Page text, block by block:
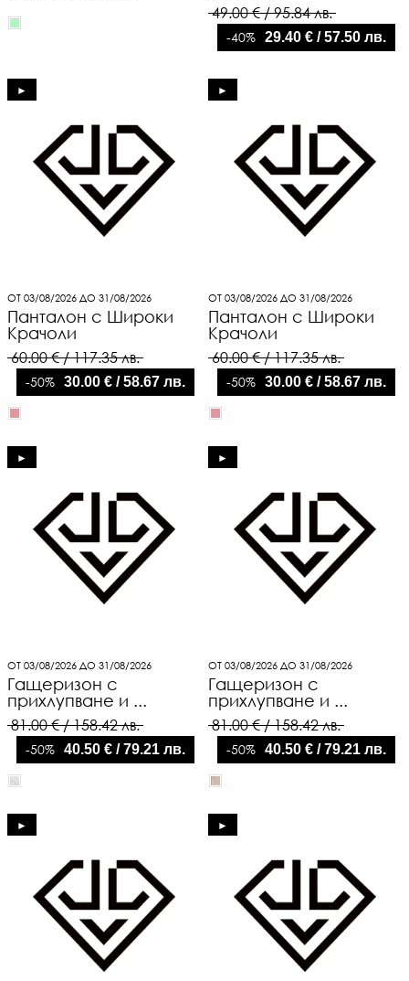
49.00 € / 95.84 лв.
-40% 29.40 € / 57.50 лв.
►
ОТ 03/08/2026 ДО 31/08/2026
Панталон с Широки
Крачоли
60.00 € / 117.35 лв.
-50% 30.00 € / 58.67 лв.
►
ОТ 03/08/2026 ДО 31/08/2026
Панталон с Широки
Крачоли
60.00 € / 117.35 лв.
-50% 30.00 € / 58.67 лв.
►
ОТ 03/08/2026 ДО 31/08/2026
Гащеризон с
прихлупване и ...
81.00 € / 158.42 лв.
-50% 40.50 € / 79.21 лв.
►
ОТ 03/08/2026 ДО 31/08/2026
Гащеризон с
прихлупване и ...
81.00 € / 158.42 лв.
-50% 40.50 € / 79.21 лв.
► ►